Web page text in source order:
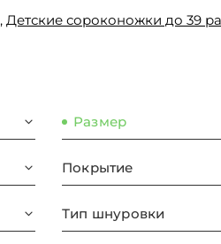
, Детские сороконожки до 39
Размер
Покрытие
Тип шнуровки